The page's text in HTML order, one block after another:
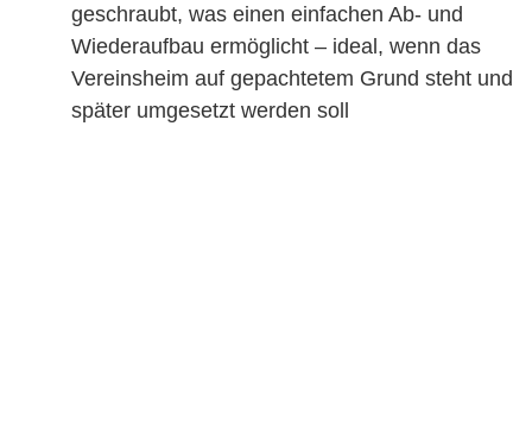
geschraubt, was einen einfachen Ab- und
Wiederaufbau ermöglicht – ideal, wenn das
Vereinsheim auf gepachtetem Grund steht und
später umgesetzt werden soll